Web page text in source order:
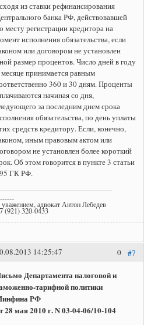
из ставки рефинансирования
банка РФ, действовавшей
месту регистрации кредитора на
исполнения обязательства, если
или договором не установлен
размер процентов. Число дней в году
принимается равным
360 и 30 дням. Проценты
начиная со дня,
за последним днем срока
обязательства, по день уплаты
средств кредитору. Если, конечно,
иным правовым актом или
не установлен более короткий
Об этом говорится в пункте 3 статьи
ГК РФ.
адвокат Антон Лебедев
(921) 320-0433
#7
0
14:25:47
Департамента налоговой и
тарифной политики
РФ
28 мая 2010 г. N 03-04-06/10-104